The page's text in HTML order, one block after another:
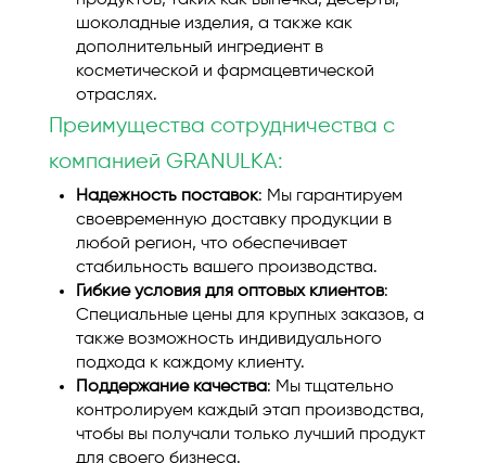
шоколадные изделия, а также как
дополнительный ингредиент в
косметической и фармацевтической
отраслях.
Преимущества сотрудничества с
компанией GRANULKA:
Надежность поставок: Мы гарантируем
своевременную доставку продукции в
любой регион, что обеспечивает
стабильность вашего производства.
Гибкие условия для оптовых клиентов:
Специальные цены для крупных заказов, а
также возможность индивидуального
подхода к каждому клиенту.
Поддержание качества: Мы тщательно
контролируем каждый этап производства,
чтобы вы получали только лучший продукт
для своего бизнеса.